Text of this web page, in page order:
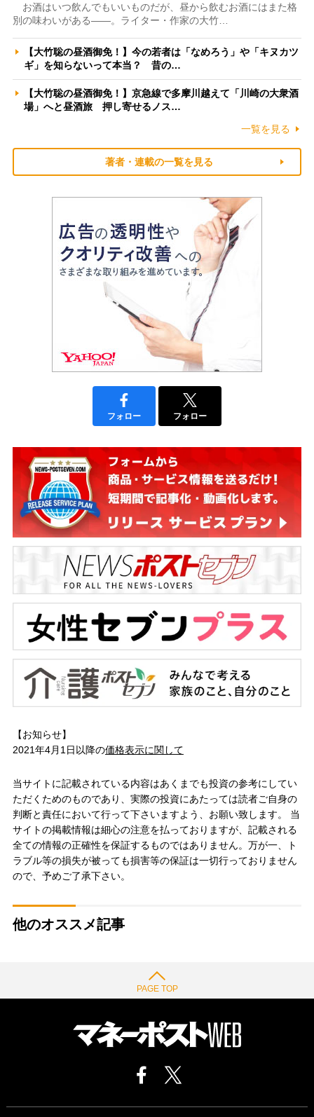
お酒はいつ飲んでもいいものだが、昼から飲むお酒にはまた格
別の味わいがある――。ライター・作家の大竹…
【大竹聡の昼酒御免！】今の若者は「なめろう」や「キヌカツ
ギ」を知らないって本当？ 昔の…
【大竹聡の昼酒御免！】京急線で多摩川越えて「川崎の大衆酒
場」へと昼酒旅 押し寄せるノス…
一覧を見る
著者・連載の一覧を見る
フォロー フォロー
【お知らせ】
2021年4月1日以降の価格表示に関して
当サイトに記載されている内容はあくまでも投資の参考にしてい
ただくためのものであり、実際の投資にあたっては読者ご自身の
判断と責任において行って下さいますよう、お願い致します。 当
サイトの掲載情報は細心の注意を払っておりますが、記載される
全ての情報の正確性を保証するものではありません。万が一、ト
ラブル等の損失が被っても損害等の保証は一切行っておりません
ので、予めご了承下さい。
他のオススメ記事
PAGE TOP